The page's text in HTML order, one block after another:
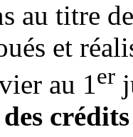
au titre
et
au 1er